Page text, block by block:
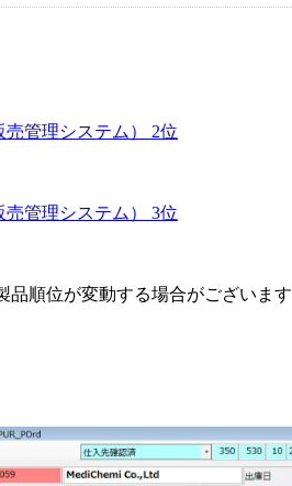
管理システム） 2位
管理システム） 3位
品順位が変動する場合がございます